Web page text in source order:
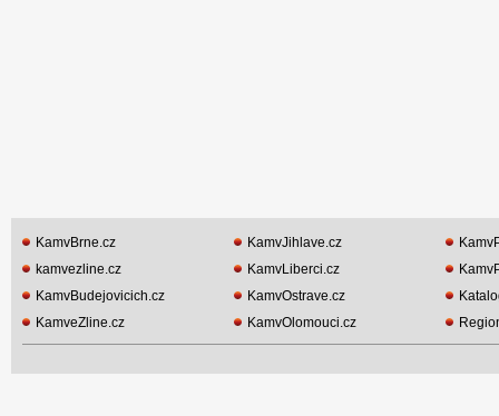
KamvBrne.cz
kamvezline.cz
KamvBudejovicich.cz
KamveZline.cz
KamvJihlave.cz
KamvLiberci.cz
KamvOstrave.cz
KamvOlomouci.cz